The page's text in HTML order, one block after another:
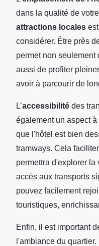
dans la qualité de
attractions locales
considérer. Être près
permet non seulement
aussi de profiter
avoir à parcourir de
L’accessibilité des
également un aspect
que l'hôtel est bien
tramways. Cela
permettra d'explorer
accès aux transports
pouvez facilement
touristiques,
Enfin, il est important
l'ambiance du